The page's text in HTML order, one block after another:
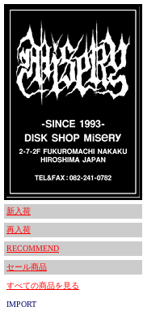
新入荷
再入荷
RECOMMEND
セール商品
すべての商品を見る
IMPORT